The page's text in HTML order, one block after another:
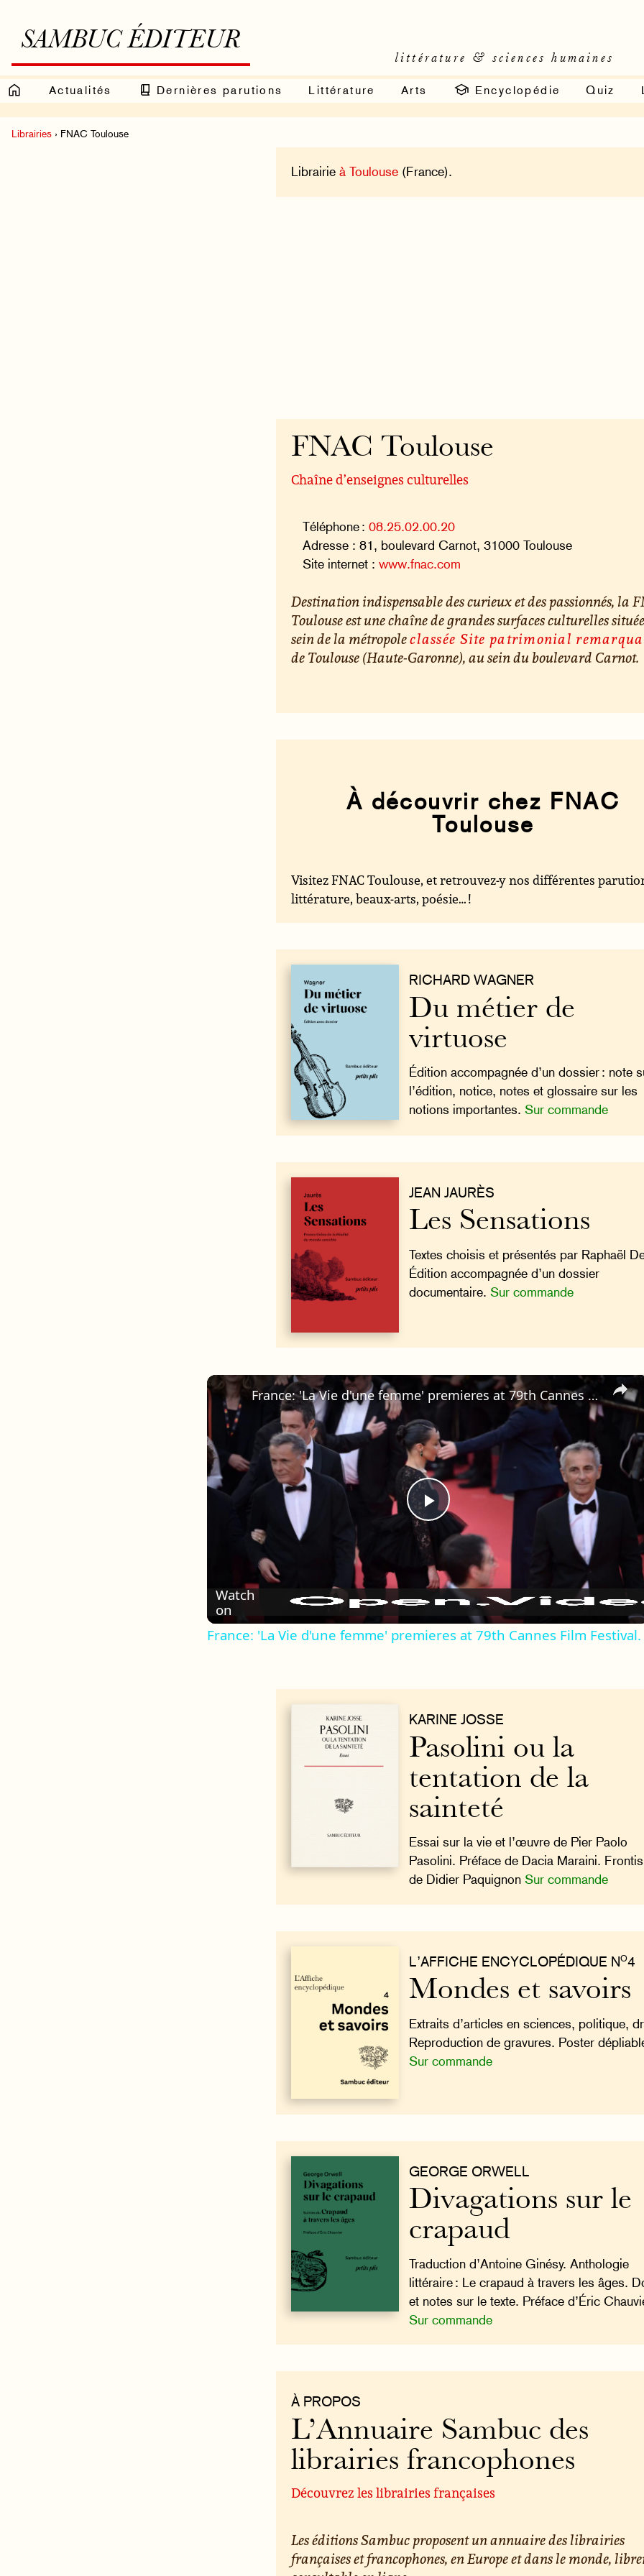
SAMBUC ÉDITEUR
littérature & sciences humaines
Actualités Dernières parutions Littérature Arts Encyclopédie Quiz
Librairies › FNAC Toulouse
Librairieà Toulouse (France).
FNAC Toulouse
Chaîne d’enseignes culturelles
Téléphone :08.25.02.00.20
Adresse : 81, boulevard Carnot, 31000 Toulouse
Site internet :www.fnac.com
Destination indispensable des curieux et des passionnés, la
Toulouse est une chaîne de grandes surfaces culturelles
sein de la métropoleclassée Site patrimonial
de Toulouse (Haute-Garonne), au sein du boulevard Carnot.
À découvrir chez FNAC
Toulouse
Visitez FNAC Toulouse, et retrouvez-y nos différentes
littérature, beaux-arts, poésie… !
RICHARD WAGNER
Du métier de
virtuose
Édition accompagnée d’un dossier : note
l’édition, notice, notes et glossaire sur les
notions importantes. Sur commande
JEAN JAURÈS
Les Sensations
Textes choisis et présentés par Raphaël
Édition accompagnée d’un dossier
documentaire. Sur commande
×
Play
Video
France: 'La Vie d'une femme' premieres at 79th Cannes Film Festival.
Watch
on
France: 'La Vie d'une femme' premieres at 79th Cannes Film Festival.
KARINE JOSSE
Pasolini ou la
tentation de la
sainteté
Essai sur la vie et l’œuvre de Pier Paolo
Pasolini. Préface de Dacia Maraini.
de Didier Paquignon Sur commande
L’AFFICHE ENCYCLOPÉDIQUE NO4
Mondes et savoirs
Extraits d’articles en sciences, politique,
Reproduction de gravures. Poster
Sur commande
GEORGE ORWELL
Divagations sur le
crapaud
Traduction d’Antoine Ginésy. Anthologie
littéraire : Le crapaud à travers les âges.
et notes sur le texte. Préface d’Éric
Sur commande
À PROPOS
L’Annuaire Sambuc des
librairies francophones
Découvrez les librairies françaises
Les éditions Sambuc proposent un annuaire des librairies
françaises et francophones, en Europe et dans le monde,